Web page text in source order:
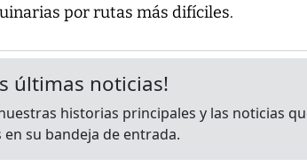
por rutas más difíciles.